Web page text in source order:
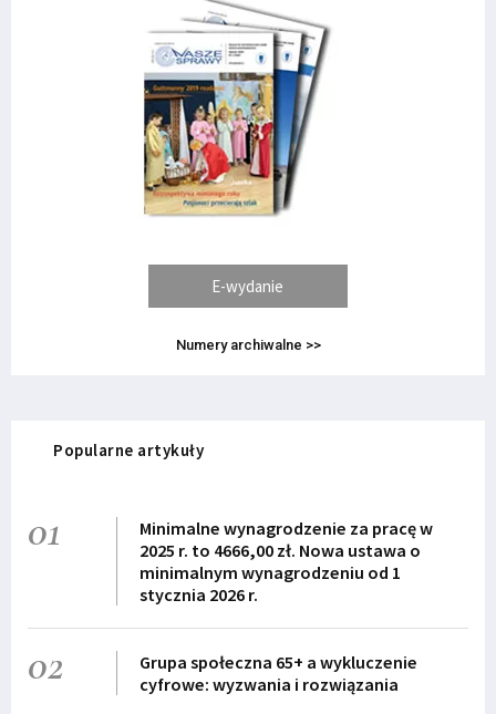
E-wydanie
Numery archiwalne >>
Popularne artykuły
01
Minimalne wynagrodzenie za pracę w
2025 r. to 4666,00 zł. Nowa ustawa o
minimalnym wynagrodzeniu od 1
stycznia 2026 r.
02
Grupa społeczna 65+ a wykluczenie
cyfrowe: wyzwania i rozwiązania